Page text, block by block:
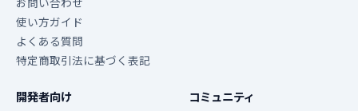
使い方ガイド
よくある質問
特定商取引法に基づく表記
開発者向け コミュニティ